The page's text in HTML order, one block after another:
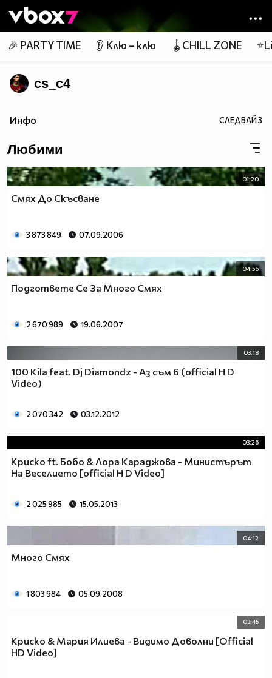
👾
🎉 PARTY TIME 👂 Клю – клю 🪀CHILL ZONE
cs_c4
Инфо СЛЕДВАЙ3
Любими
01:20
Смях До Скъсване
3 873 849 07.09.2006
04:56
Подгответе Се За Много Смях
2 670 989 19.06.2007
03:18
100 Kila feat. Dj Diamondz - Аз съм 6 (official H D
Video)
2 070 342 03.12.2012
03:26
Криско ft. Бобо & Лора Караджова - Министърът
На Веселието [official H D Video]
2 025 985 15.05.2013
04:12
Много Смях
1 803 984 05.09.2008
03:45
Криско & Мария Илиева - Видимо Доволни [Official
HD Video]